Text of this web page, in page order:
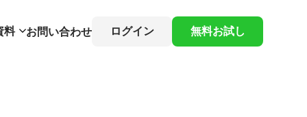
料 お問い合わせ ログイン 無料お試し